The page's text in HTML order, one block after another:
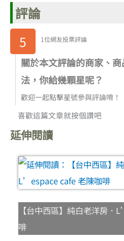
評論
5
1位網友投票評論
關於本文評論的商家、
法，你給幾顆星呢？
歡迎一起點擊星號參與評論唷！
喜歡這篇文章就按個讚吧
延伸閱讀
【台中西區】純白老洋房
啡